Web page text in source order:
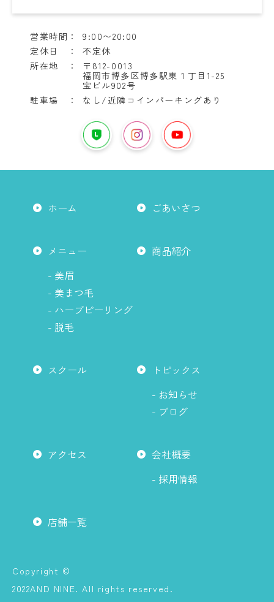
営業時間：
9:00〜20:00
定休日 ：
不定休
所在地 ：
〒812-0013
福岡市博多区博多駅東１丁目1-25
宝ビル902号
駐車場 ：
なし/近隣コインパーキングあり
LINE
こ
イ
ス
グ
ラ
は
YouTube
は
ち
か
ら
ホーム ごあいさつ
メニュー
- 美眉
- 美まつ毛
- ハーブピーリング
- 脱毛
商品紹介
スクール
トピックス
- お知らせ
- ブログ
アクセス
会社概要
- 採用情報
店舗一覧
Copyright ©
2022AND NINE. All rights reserved.